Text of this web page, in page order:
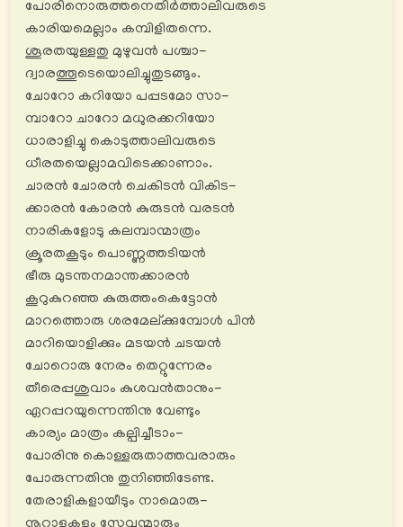
പോരിനൊരുത്തനെതിര്‍ത്താലിവരുടെ
കാരിയമെല്ലാം കമ്പിളിതന്നെ.
ശൂരതയുള്ളതു മുഴുവൻ പശ്ചാ-
ദ്വാരത്തൂടെയൊലിച്ചുതുടങ്ങും.
ചോറോ കറിയോ പപ്പടമോ സാ-
മ്പാറോ ചാറോ മധുരക്കറിയോ
ധാരാളിച്ചു കൊടുത്താലിവരുടെ
ധീരതയെല്ലാമവിടെക്കാണാം.
ചാരൻ ചോരൻ ചെകിടൻ വികിട-
ക്കാരൻ കോരൻ കുരുടൻ വരടൻ
നാരികളോടു കലമ്പാന്മാത്രം
ക്രൂരതകൂടും പൊണ്ണത്തടിയൻ
ഭീരു മുടന്തനമാന്തക്കാരൻ
കൂറുകുറഞ്ഞ കുരുത്തംകെട്ടോൻ
മാറത്തൊരു ശരമേല്ക്കുമ്പോൾ പിൻ
മാറിയൊളിക്കും മടയൻ ചടയൻ
ചോറൊരു നേരം തെറ്റുന്നേരം
തീരെപ്പശുവാം കുശവൻതാനും-
ഏറപ്പറയുന്നെന്തിനു വേണ്ടും
കാര്യം മാത്രം കല്പിച്ചീടാം-
പോരിനു കൊള്ളരുതാത്തവരാരും
പോരുന്നതിനു തുനിഞ്ഞിടേണ്ട.
തേരാളികളായീടും നാമൊരു-